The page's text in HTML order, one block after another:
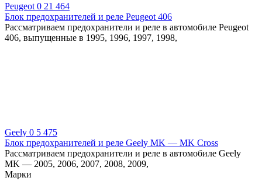
Peugeot 0 21 464
Блок предохранителей и реле Peugeot 406
Рассматриваем предохранители и реле в автомобиле Peugeot
406, выпущенные в 1995, 1996, 1997, 1998,
Geely 0 5 475
Блок предохранителей и реле Geely MK — MK Cross
Рассматриваем предохранители и реле в автомобиле Geely
MK — 2005, 2006, 2007, 2008, 2009,
Марки